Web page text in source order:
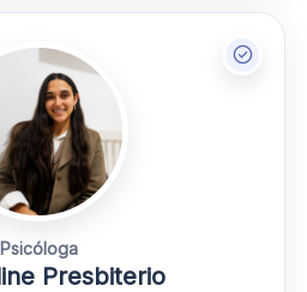
Psicóloga
Presbiterio